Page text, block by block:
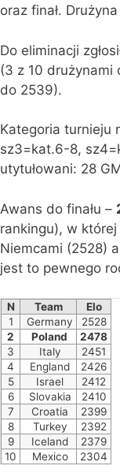
oraz finał.
Do eliminacji
(3 z 10 drużynami
do 2539).
Kategoria turnieju
sz3=kat.6-8,
utytułowani: 28
Awans do finału –
rankingu), w
Niemcami (2528)
jest to pewnego
N Team
Elo
1
Germany
2528
2
Poland
2478
3
Italy
2451
4
England
2426
5
Israel
2412
6
Slovakia
2410
7
Croatia
2399
8
Turkey
2392
9
Iceland
2379
10
Mexico 2304